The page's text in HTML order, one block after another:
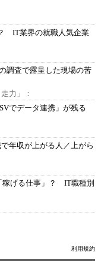
IT業界の就職人気企業
調査で露呈した現場の苦
力」：
でデータ連携」が残る
年収が上がる人／上がら
稼げる仕事」？ IT職種別
利用規約